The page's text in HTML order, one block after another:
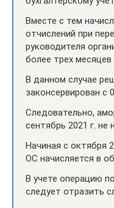
Вместе с тем
отчислений при
руководителя
более трех месяцев
В данном случае
законсервирован с
Следовательно,
сентябрь 2021 г. не
Начиная с октября
ОС начисляется в
В учете операцию
следует отразить